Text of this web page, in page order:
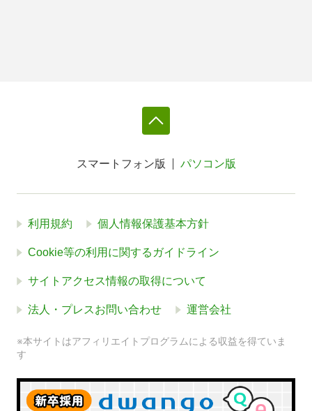
スマートフォン版 パソコン版
利用規約 個人情報保護基本方針
Cookie等の利用に関するガイドライン
サイトアクセス情報の取得について
法人・プレスお問い合わせ 運営会社
※本サイトはアフィリエイトプログラムによる収益を得ていま
す